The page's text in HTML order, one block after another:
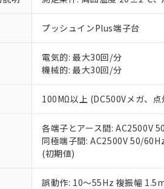
プッシュインPlus端子台
電気的: 最大30回/分
機械的: 最大30回/分
100MΩ以上 (DC500Vメガ、
各端子とアース間: AC2500V
同極端子間: AC2500V 50/
(初期値)
誤動作: 10～55Hz 複振幅
が、当社の製品・サ
さい。
※当社の共同利用者と
いる法人を指します。
EU RoHS指令（10物質）
51物質の非含有証明書（当
※本証明書は発行日時点で
また、RoHS指令のフタル
混在することから備考欄に
既に当社にて対応品への